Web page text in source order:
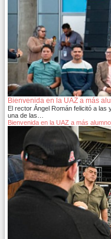
Bienvenida en la UAZ a más
El rector Ángel Román felicitó a
una de las…
Bienvenida en la UAZ a más